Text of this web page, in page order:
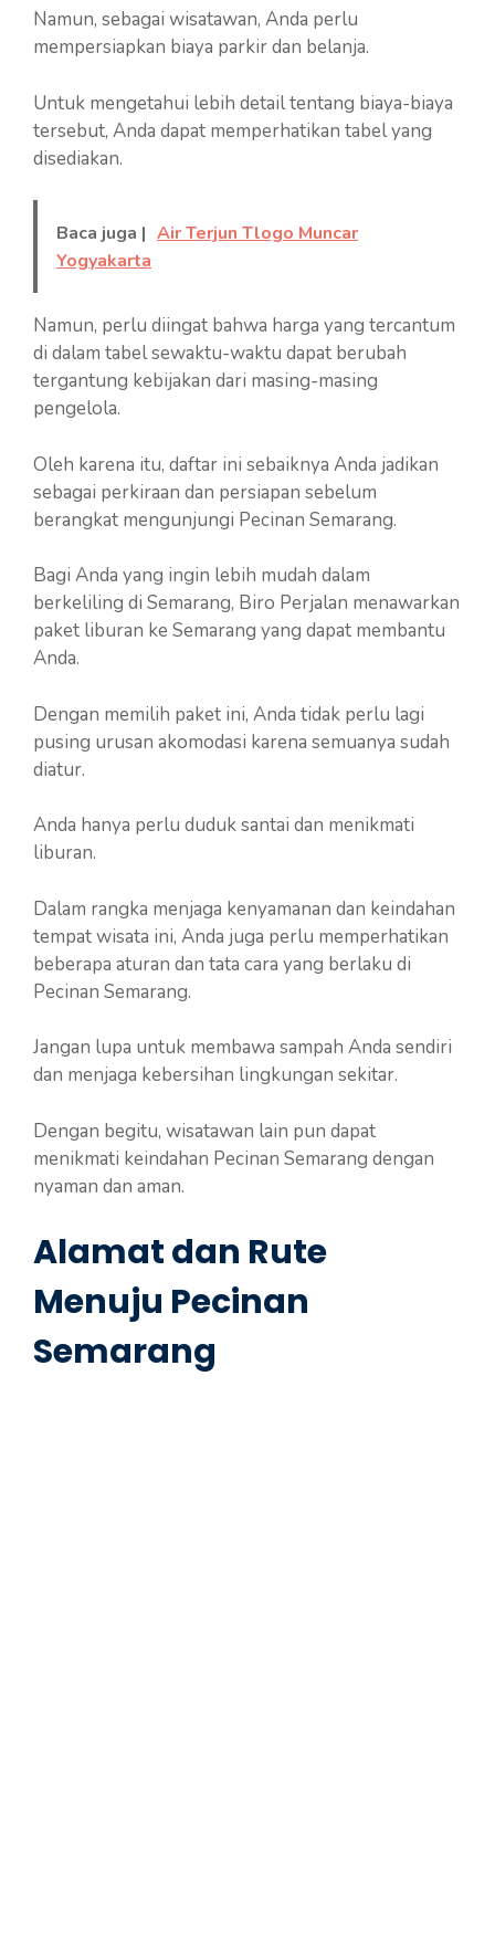
Namun, sebagai wisatawan, Anda perlu
mempersiapkan biaya parkir dan belanja.
Untuk mengetahui lebih detail tentang biaya-biaya
tersebut, Anda dapat memperhatikan tabel yang
disediakan.
Baca juga | Air Terjun Tlogo Muncar
Yogyakarta
Namun, perlu diingat bahwa harga yang tercantum
di dalam tabel sewaktu-waktu dapat berubah
tergantung kebijakan dari masing-masing
pengelola.
Oleh karena itu, daftar ini sebaiknya Anda jadikan
sebagai perkiraan dan persiapan sebelum
berangkat mengunjungi Pecinan Semarang.
Bagi Anda yang ingin lebih mudah dalam
berkeliling di Semarang, Biro Perjalan menawarkan
paket liburan ke Semarang yang dapat membantu
Anda.
Dengan memilih paket ini, Anda tidak perlu lagi
pusing urusan akomodasi karena semuanya sudah
diatur.
Anda hanya perlu duduk santai dan menikmati
liburan.
Dalam rangka menjaga kenyamanan dan keindahan
tempat wisata ini, Anda juga perlu memperhatikan
beberapa aturan dan tata cara yang berlaku di
Pecinan Semarang.
Jangan lupa untuk membawa sampah Anda sendiri
dan menjaga kebersihan lingkungan sekitar.
Dengan begitu, wisatawan lain pun dapat
menikmati keindahan Pecinan Semarang dengan
nyaman dan aman.
Alamat dan Rute
Menuju Pecinan
Semarang